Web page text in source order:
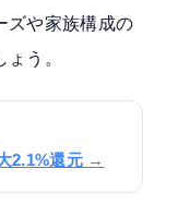
ズや家族構成の
う。
2.1%還元 →